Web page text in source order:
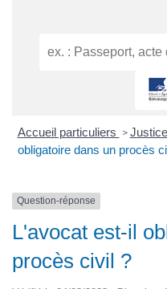
Accueil particuliers > Justice
obligatoire dans un procès
Question-réponse
L'avocat est-il
procès civil ?